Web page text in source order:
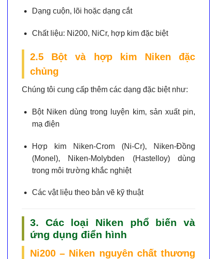
Dạng cuộn, lõi hoặc dạng cắt
Chất liệu: Ni200, NiCr, hợp kim đặc biệt
2.5 Bột và hợp kim Niken đặc
chủng
Chúng tôi cung cấp thêm các dạng đặc biệt như:
Bột Niken dùng trong luyện kim, sản xuất pin,
mạ điện
Hợp kim Niken-Crom (Ni-Cr), Niken-Đồng
(Monel), Niken-Molybden (Hastelloy)dùng
trong môi trường khắc nghiệt
Các vật liệu theo bản vẽ kỹ thuật
3. Các loại Niken phổ biến và
ứng dụng điển hình
Ni200 – Niken nguyên chất thương